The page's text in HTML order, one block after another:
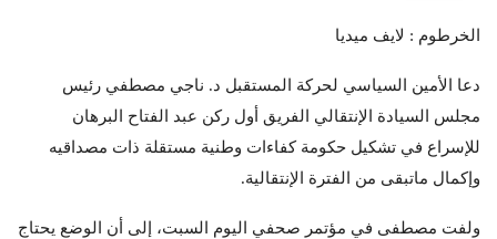
الخرطوم : لايف ميديا
دعا الأمين السياسي لحركة المستقبل د. ناجي مصطفي رئيس
مجلس السيادة الإنتقالي الفريق أول ركن عبد الفتاح البرهان
للإسراع في تشكيل حكومة كفاءات وطنية مستقلة ذات مصداقيه
وإكمال ماتبقى من الفترة الإنتقالية.
ولفت مصطفى في مؤتمر صحفي اليوم السبت، إلى أن الوضع يحتاج